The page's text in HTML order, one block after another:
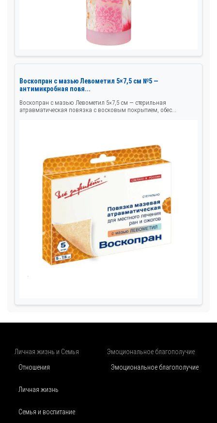
Воскопран с мазью Левометил 5×7,5 см №5 —
антимикробная повя...
Воскопран с мазью Левометил 5×7,5 см — стерильная
атравматическая повязка с восковым покрытием, обес...
Личная жизнь и Семья
Отношения
Личная жизнь
Семья и воспитание
Эмоциональное благополучие
Эмоциональное благополучие